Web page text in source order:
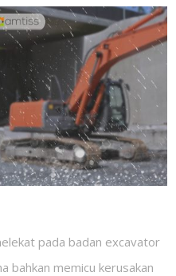
pada badan excavator
bahkan memicu kerusakan